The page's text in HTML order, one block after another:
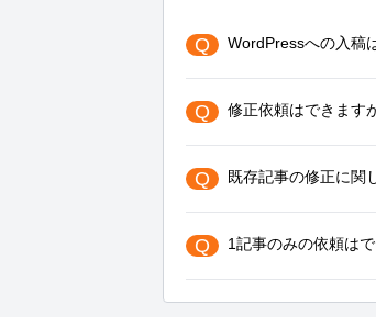
Q WordPressへの入稿
Q 修正依頼はできます
Q 既存記事の修正に関
Q 1記事のみの依頼は